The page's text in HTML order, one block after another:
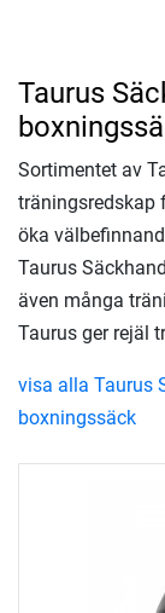
Taurus
Sortimentet av
träningsredskap
öka
Taurus
även många
Taurus ger rejäl
visa alla Taurus
boxningssäck